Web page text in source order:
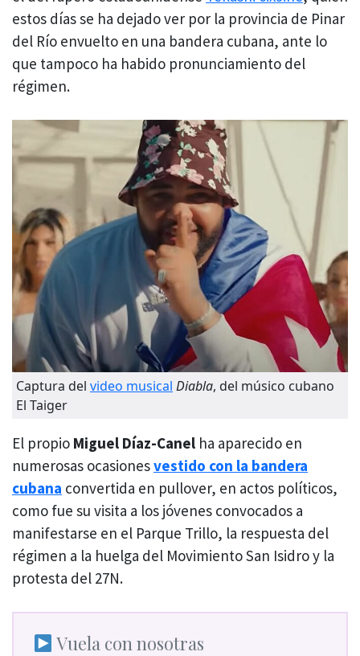
estos días se ha dejado ver por la provincia de Pinar
del Río envuelto en una bandera cubana, ante lo
que tampoco ha habido pronunciamiento del
régimen.
Captura del video musical Diabla, del músico cubano
El Taiger
El propio Miguel Díaz-Canel ha aparecido en
numerosas ocasionesvestido con la bandera
cubana convertida en pullover, en actos políticos,
como fue su visita a los jóvenes convocados a
manifestarse en el Parque Trillo, la respuesta del
régimen a la huelga del Movimiento San Isidro y la
protesta del 27N.
Vuela con nosotras